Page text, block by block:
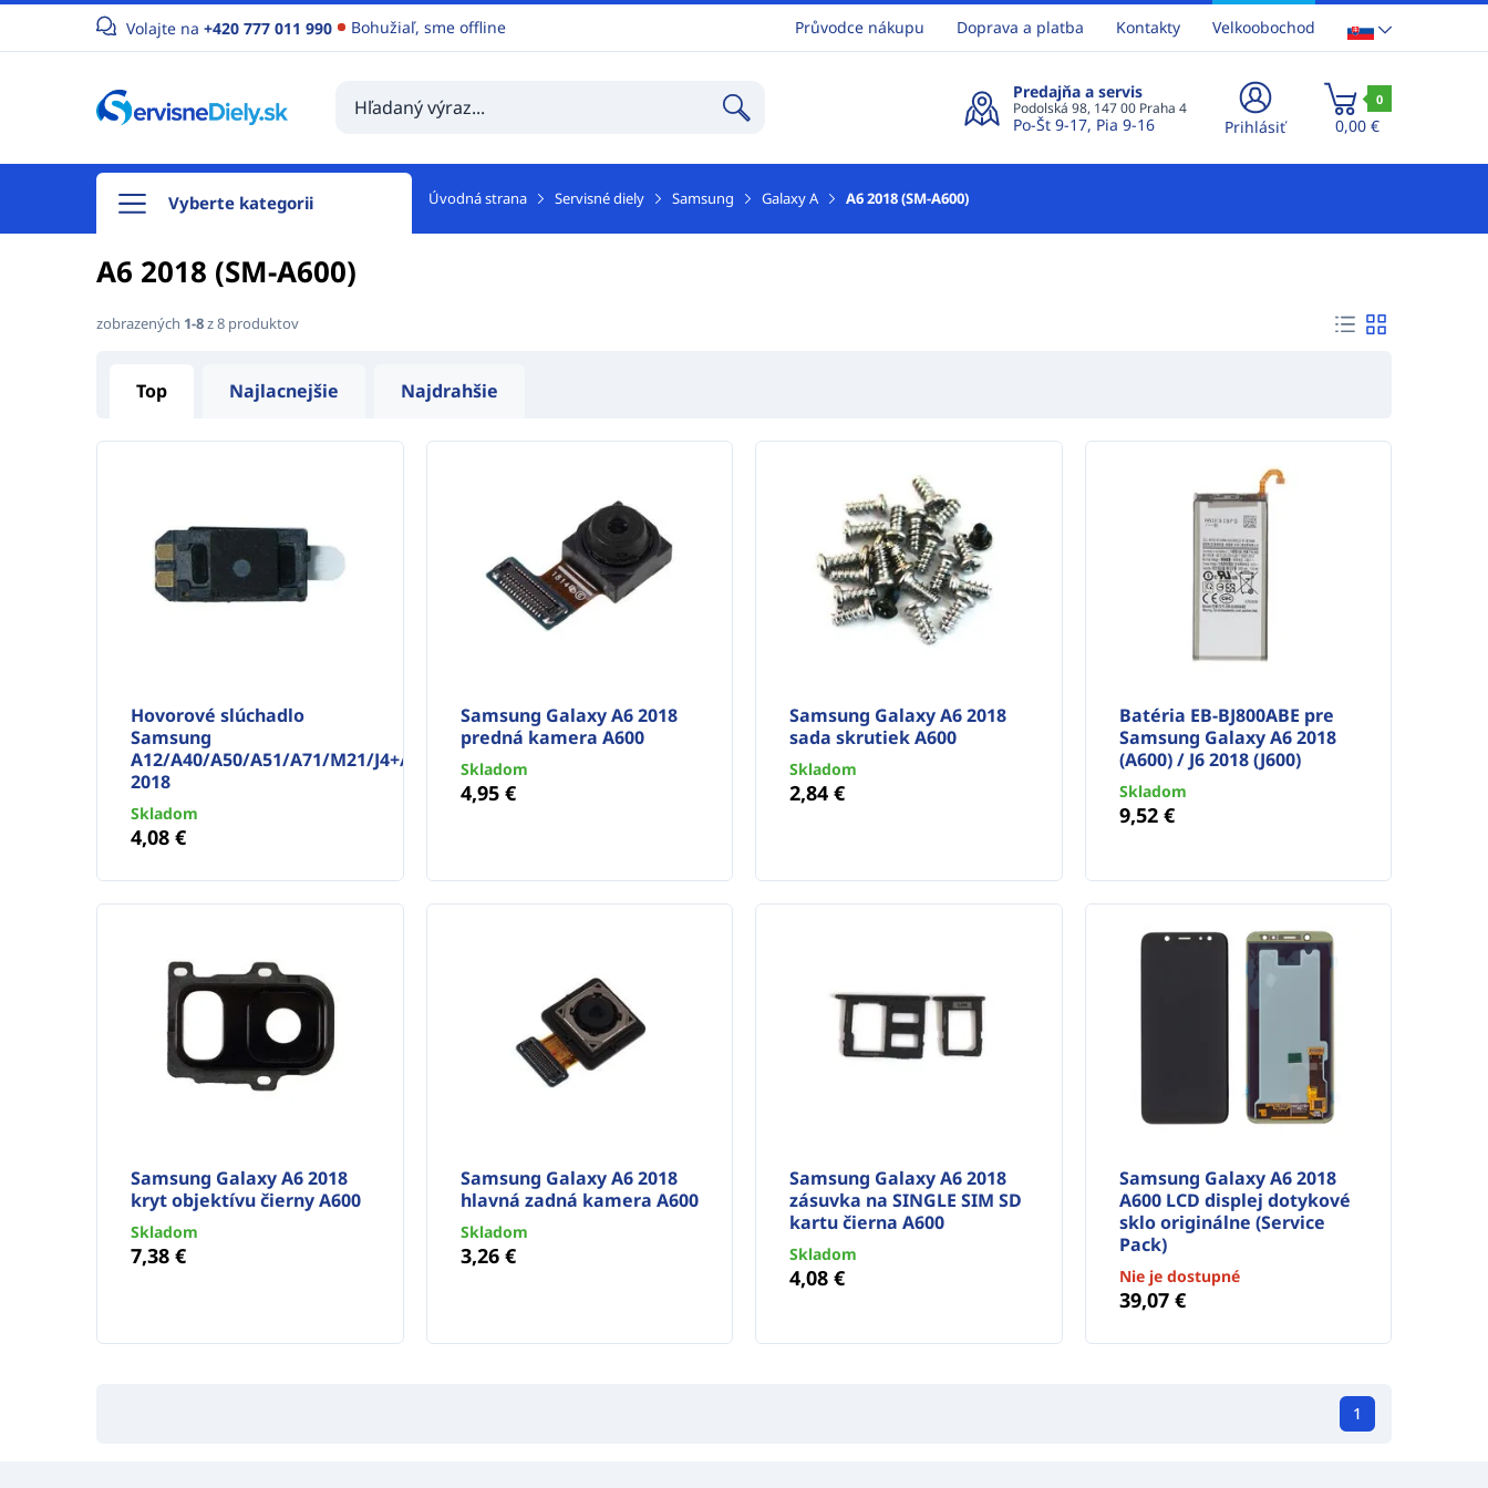
Volajte na +420 777 011 990 Bohužiaľ, sme offline Průvodce nákupu Doprava a platba Kontakty Velkoobochod
Predajňa a servis
Podolská 98, 147 00 Praha 4
Po-Št 9-17, Pia 9-16 Prihlásiť
0
0,00 €
Vyberte kategorii Úvodná strana Servisné diely Samsung Galaxy A A6 2018 (SM-A600)
A6 2018 (SM-A600)
zobrazených 1-8z 8 produktov
Top Najlacnejšie Najdrahšie
Hovorové slúchadlo
Samsung
A12/A40/A50/A51/A71/M21/J4+/A6
2018
Skladom
4,08 €
Samsung Galaxy A6 2018
predná kamera A600
Skladom
4,95 €
Samsung Galaxy A6 2018
sada skrutiek A600
Skladom
2,84 €
Batéria EB-BJ800ABE pre
Samsung Galaxy A6 2018
(A600) / J6 2018 (J600)
Skladom
9,52 €
Samsung Galaxy A6 2018
kryt objektívu čierny A600
Skladom
7,38 €
Samsung Galaxy A6 2018
hlavná zadná kamera A600
Skladom
3,26 €
Samsung Galaxy A6 2018
zásuvka na SINGLE SIM SD
kartu čierna A600
Skladom
4,08 €
Samsung Galaxy A6 2018
A600 LCD displej dotykové
sklo originálne (Service
Pack)
Nie je dostupné
39,07 €
1